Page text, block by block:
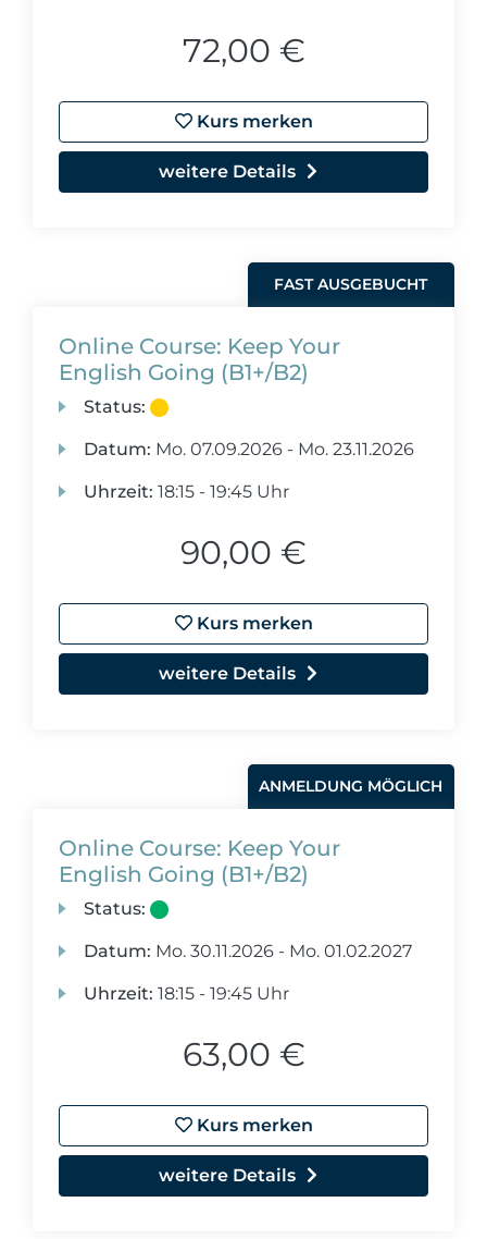
72,00 €
Kurs merken
weitere Details
FAST AUSGEBUCHT
Online Course: Keep Your
English Going (B1+/B2)
Status:
Datum: Mo. 07.09.2026 - Mo. 23.11.2026
Uhrzeit: 18:15 - 19:45 Uhr
90,00 €
Kurs merken
weitere Details
ANMELDUNG MÖGLICH
Online Course: Keep Your
English Going (B1+/B2)
Status:
Datum: Mo. 30.11.2026 - Mo. 01.02.2027
Uhrzeit: 18:15 - 19:45 Uhr
63,00 €
Kurs merken
weitere Details